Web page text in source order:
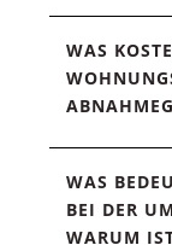
WAS
WAS
BEI DER
WARUM